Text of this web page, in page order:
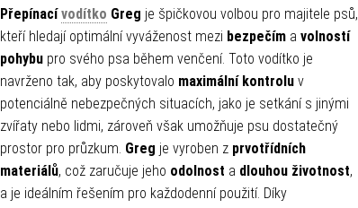
Přepínacívodítko Greg je špičkovou volbou pro majitele psů,
kteří hledají optimální vyváženost mezi bezpečíma volností
pohybupro svého psa během venčení. Toto vodítko je
navrženo tak, aby poskytovalo maximální kontroluv
potenciálně nebezpečných situacích, jako je setkání s jinými
zvířaty nebo lidmi, zároveň však umožňuje psu dostatečný
prostor pro průzkum. Greg je vyroben z prvotřídních
materiálů, což zaručuje jeho odolnost a dlouhou životnost,
a je ideálním řešením pro každodenní použití. Díky